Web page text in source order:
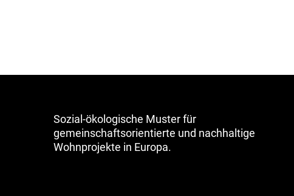
Sozial-ökologische Muster für
gemeinschaftsorientierte und nachhaltige
Wohnprojekte in Europa.